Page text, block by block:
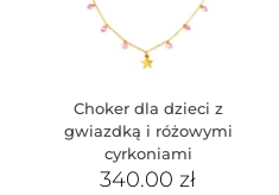
Choker dla dzieci z
gwiazdką i różowymi
cyrkoniami
340.00zł